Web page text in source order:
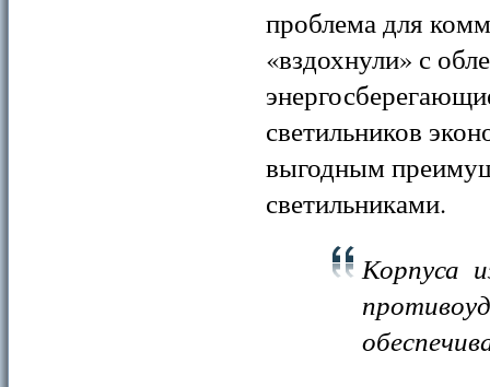
проблема для
«вздохнули» с
светильников
выгодным
светильниками.
Корпуса